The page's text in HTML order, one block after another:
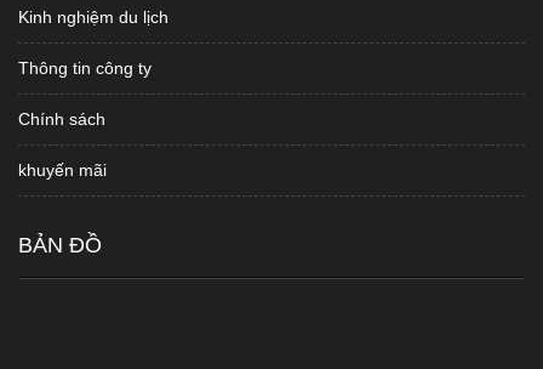
Kinh nghiệm du lịch
Thông tin công ty
Chính sách
khuyến mãi
BẢN ĐỒ